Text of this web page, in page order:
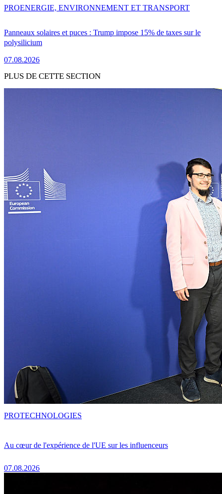
Panneaux solaires et puces : Trump impose 15% de taxes sur le
polysilicium
07.08.2026
PROENERGIE, ENVIRONNEMENT ET TRANSPORT
PLUS DE CETTE SECTION
Au cœur de l'expérience de l'UE sur les influenceurs
07.08.2026
PROTECHNOLOGIES